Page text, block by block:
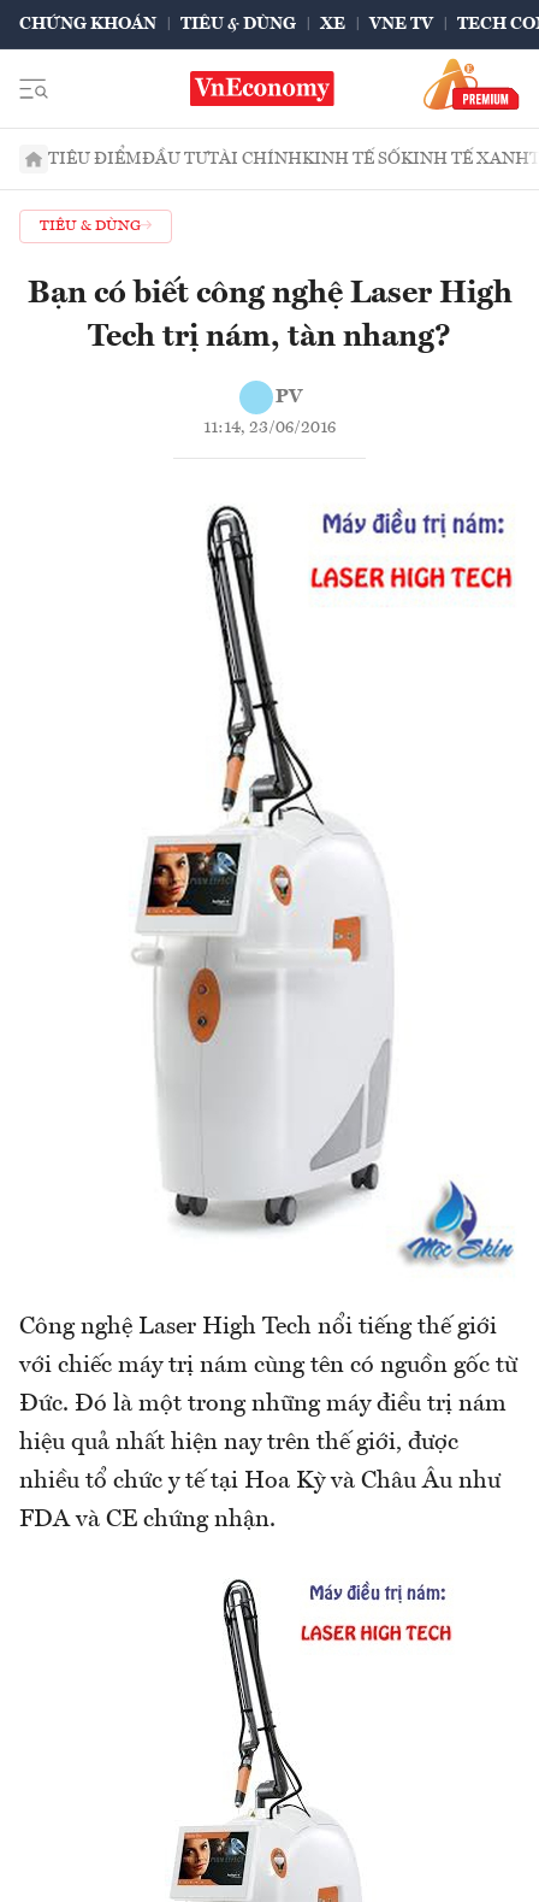
CHỨNG KHOÁN TIÊU & DÙNG XE VNE TV TECH
TIÊU ĐIỂMĐẦU TƯTÀI CHÍNHKINH TẾ SỐKINH TẾ XANH
TIÊU & DÙNG
Bạn có biết công nghệ Laser High
Tech trị nám, tàn nhang?
PV
11:14, 23/06/2016
Công nghệ Laser High Tech nổi tiếng thế giới
với chiếc máy trị nám cùng tên có nguồn gốc từ
Đức. Đó là một trong những máy điều trị nám
hiệu quả nhất hiện nay trên thế giới, được
nhiều tổ chức y tế tại Hoa Kỳ và Châu Âu như
FDA và CE chứng nhận.